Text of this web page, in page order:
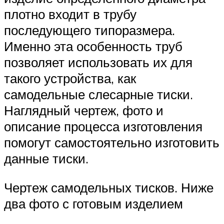
плотно входит в трубу
последующего типоразмера.
Именно эта особенность труб
позволяет использовать их для
такого устройства, как
самодельные слесарные тиски.
Наглядный чертеж, фото и
описание процесса изготовления
помогут самостоятельно изготовить
данные тиски.
Чертеж самодельных тисков. Ниже
два фото с готовым изделием